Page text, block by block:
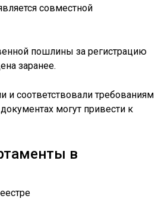
совместной
пошлины за регистрацию
заранее.
соответствовали требованиям
могут привести к
в